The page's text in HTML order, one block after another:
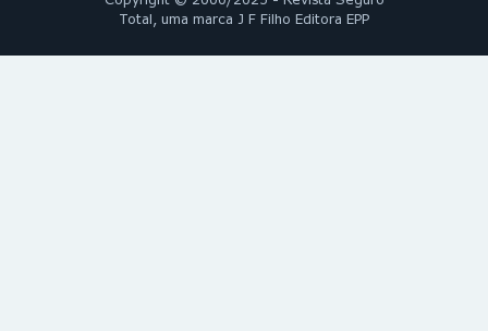
Total, uma marca J F Filho Editora EPP